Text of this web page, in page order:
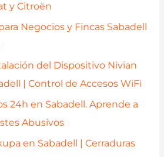
y Citroën
Negocios y Fincas Sabadell
del Dispositivo Nivian
| Control de Accesos WiFi
24h en Sabadell. Aprende a
Abusivos
en Sabadell | Cerraduras